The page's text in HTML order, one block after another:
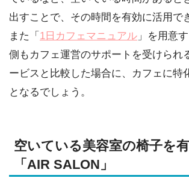
出すことで、その時間を有効に活用で
また「 1日カフェマニュアル 」を用意
側もカフェ運営のサポートを受けられ
ービスと比較した場合に、カフェに特
となるでしょう。
空いている美容室の椅子を
「AIR SALON」